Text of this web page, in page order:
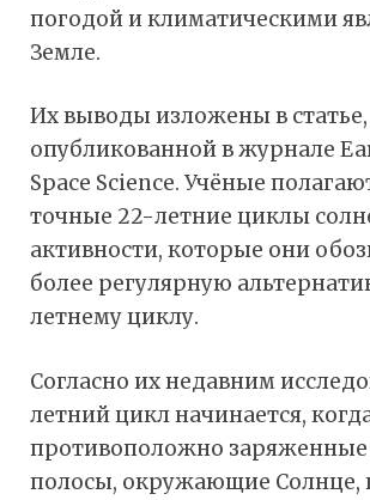
погодой и климатическими
Земле.
Их выводы изложены в статье,
опубликованной в журнале
Space Science. Учёные
точные 22-летние циклы
активности, которые они
более регулярную
летнему циклу.
Согласно их недавним
летний цикл начинается,
противоположно
полосы, окружающие Солнце,